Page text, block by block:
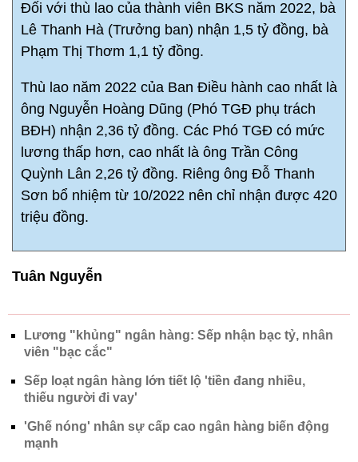
Đối với thù lao của thành viên BKS năm 2022, bà
Lê Thanh Hà (Trưởng ban) nhận 1,5 tỷ đồng, bà
Phạm Thị Thơm 1,1 tỷ đồng.
Thù lao năm 2022 của Ban Điều hành cao nhất là
ông Nguyễn Hoàng Dũng (Phó TGĐ phụ trách
BĐH) nhận 2,36 tỷ đồng. Các Phó TGĐ có mức
lương thấp hơn, cao nhất là ông Trần Công
Quỳnh Lân 2,26 tỷ đồng. Riêng ông Đỗ Thanh
Sơn bổ nhiệm từ 10/2022 nên chỉ nhận được 420
triệu đồng.
Tuân Nguyễn
Lương "khủng" ngân hàng: Sếp nhận bạc tỷ, nhân
viên "bạc cắc"
Sếp loạt ngân hàng lớn tiết lộ 'tiền đang nhiều,
thiếu người đi vay'
'Ghế nóng' nhân sự cấp cao ngân hàng biến động
mạnh